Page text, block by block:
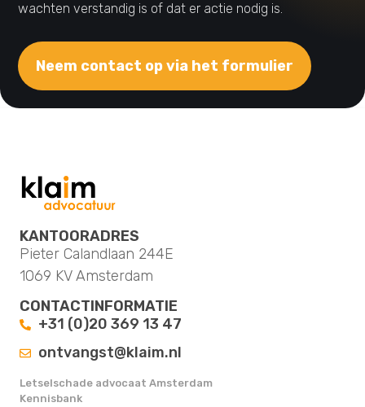
wachten verstandig is of dat er actie nodig is.
Neem contact op via het formulier
KANTOORADRES
Pieter Calandlaan 244E
1069 KV Amsterdam
CONTACTINFORMATIE
+31 (0)20 369 13 47
ontvangst@klaim.nl
Letselschade advocaat Amsterdam
Kennisbank